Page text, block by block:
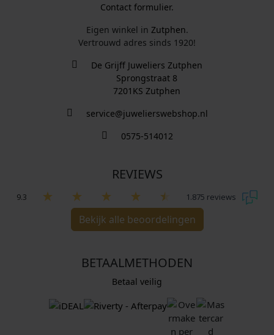
Contact formulier.
Eigen winkel in Zutphen.
Vertrouwd adres sinds 1920!
De Grijff Juweliers Zutphen
Sprongstraat 8
7201KS Zutphen
service@juwelierswebshop.nl
0575-514012
REVIEWS
9.3 1.875 reviews
Bekijk alle beoordelingen
BETAALMETHODEN
Betaal veilig